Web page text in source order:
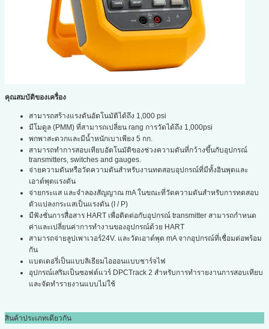
คุณสมบัติของเครื่อง
สามารถสร้างแรงดันอัตโนมัติได้ถึง 1,000 psi
มีโมดูล (PMM) ที่สามารถเปลี่ยน rang การวัดได้ถึง 1,000psi
พกพาสะดวกและมีน้ำหนักเบาเพียง 5 กก.
สามารถทำการสอบเทียบอัตโนมัติของช่วงความดันที่กว้างขึ้นกับอุปกรณ์
transmitters, switches and gauges.
จ่ายความดันหรือวัดความดันสำหรับงานทดสอบอุปกรณ์ที่มีทั้งอินพุตและ
เอาต์พุตแรงดัน
จ่ายกระแส และจำลองสัญญาณ mA ในขณะที่วัดความดันสำหรับการทดสอบ
ตัวแปลงกระแสเป็นแรงดัน (I / P)
มีฟังชั่นการสื่อสาร HART เพื่อติดต่อกับอุปกรณ์ transmitter สามารถกำหนด
ค่าและเปลี่ยนค่าการทำงานของอุปกรณ์ด้วย HART
สามารถจ่ายลูปเพาเวอร์24V. และวัดเอาต์พุต mA จากอุปกรณ์ที่เชื่อมต่อพร้อม
กัน
แบตเตอรี่เป็นแบบลิเธียมไอออนแบบชาร์จไฟ
อุปกรณ์เสริมเป็นซอฟต์แวร์ DPCTrack 2 สำหรับการทำรายงานการสอบเทียบ
และจัดทำรายงานแบบไม่ใช้
สินค้าประเภทเดียวกัน